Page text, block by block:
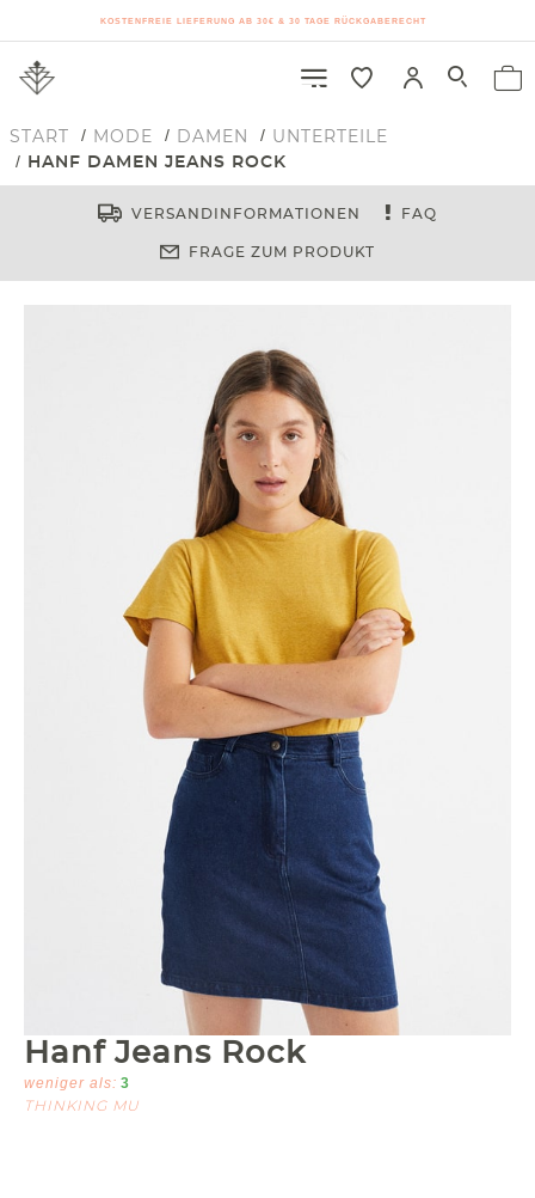
KOSTENFREIE LIEFERUNG AB 30€ & 30 TAGE RÜCKGABERECHT
START MODE DAMEN UNTERTEILE
HANF DAMEN JEANS ROCK
VERSANDINFORMATIONEN FAQ
FRAGE ZUM PRODUKT
Hanf Jeans Rock
weniger als: 3
THINKING MU